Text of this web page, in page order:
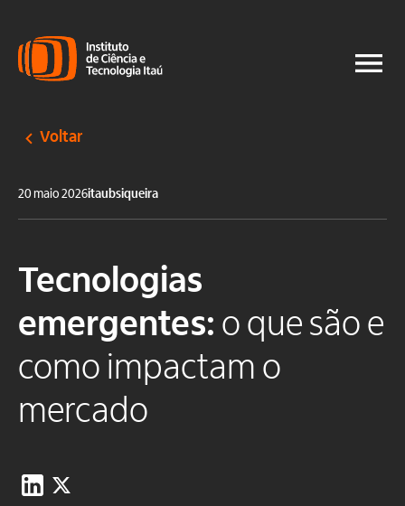
Voltar
20 maio 2026itaubsiqueira
Tecnologias
emergentes:o que são e
como impactam o
mercado